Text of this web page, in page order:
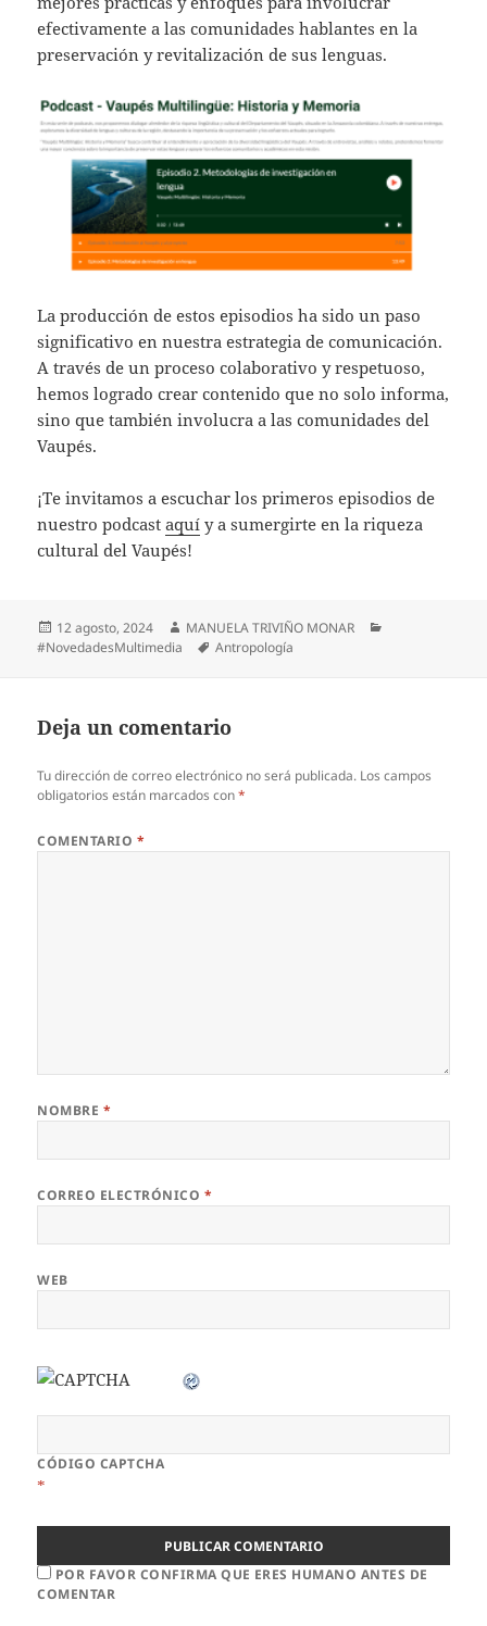
efectivamente a las comunidades hablantes en la
preservación y revitalización de sus lenguas.
La producción de estos episodios ha sido un paso
significativo en nuestra estrategia de comunicación.
A través de un proceso colaborativo y respetuoso,
hemos logrado crear contenido que no solo informa,
sino que también involucra a las comunidades del
Vaupés.
¡Te invitamos a escuchar los primeros episodios de
nuestro podcastaquí y a sumergirte en la riqueza
cultural del Vaupés!
12 agosto, 2024
MANUELA TRIVIÑO MONAR
#NovedadesMultimedia
Antropología
Deja un comentario
Tu dirección de correo electrónico no será publicada. Los campos
obligatorios están marcados con*
COMENTARIO *
NOMBRE *
CORREO ELECTRÓNICO *
WEB
CÓDIGO CAPTCHA
*
POR FAVOR CONFIRMA QUE ERES HUMANO ANTES DE
COMENTAR